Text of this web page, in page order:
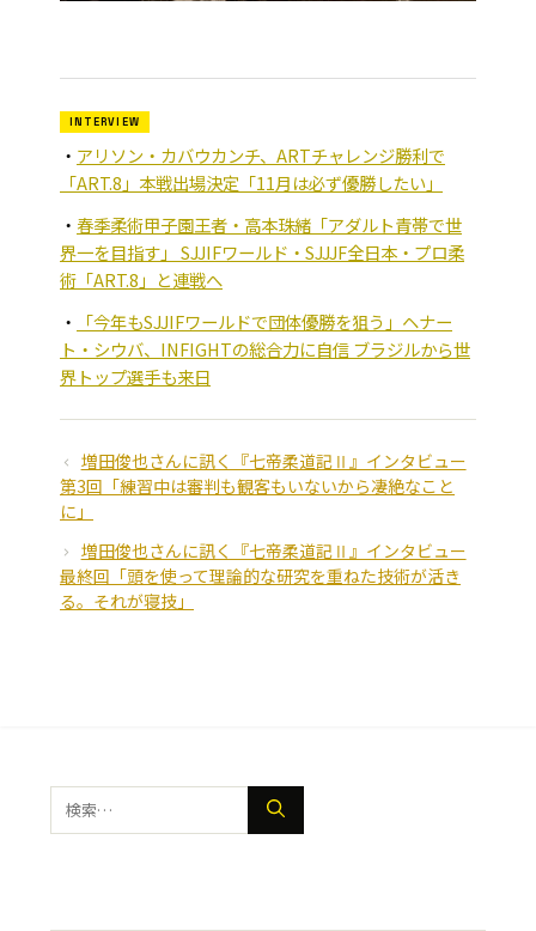
INTERVIEW
アリソン・カバウカンチ、ARTチャレンジ勝利で
「ART.8」本戦出場決定「11月は必ず優勝したい」
春季柔術甲子園王者・高本珠緒「アダルト青帯で世
界一を目指す」 SJJIFワールド・SJJJF全日本・プロ柔
術「ART.8」と連戦へ
「今年もSJJIFワールドで団体優勝を狙う」ヘナー
ト・シウバ、INFIGHTの総合力に自信 ブラジルから世
界トップ選手も来日
増田俊也さんに訊く『七帝柔道記Ⅱ』インタビュー
第3回「練習中は審判も観客もいないから凄絶なこと
に」
増田俊也さんに訊く『七帝柔道記Ⅱ』インタビュー
最終回「頭を使って理論的な研究を重ねた技術が活き
る。それが寝技」
検
索: